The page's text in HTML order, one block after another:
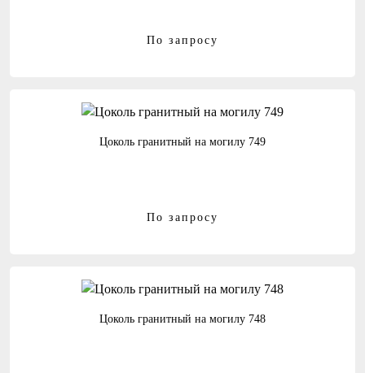
По запросу
Цоколь гранитный на могилу 749
По запросу
Цоколь гранитный на могилу 748